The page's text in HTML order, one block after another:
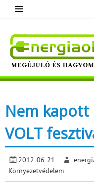
content
Megújuló és
Nem kapott
VOLT
2012-06-21
Környezetvédelem